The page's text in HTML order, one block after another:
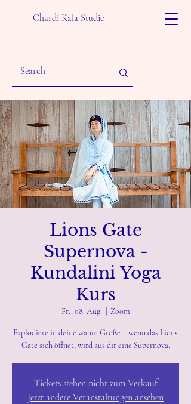
Chardi Kala Studio
Lions Gate
Supernova -
Kundalini Yoga
Kurs
Fr., 08. Aug. Zoom
Explodiere in deine wahre Größe – wenn das Lions
Gate sich öffnet, wird aus dir eine Supernova.
Tickets stehen nicht zum Verkauf
Jetzt andere Veranstaltungen ansehen